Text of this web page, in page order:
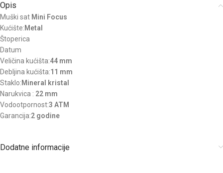
Opis
Muški sat Mini Focus
Kućište:Metal
Štoperica
Datum
Veličina kućišta:44 mm
Debljina kućišta:11 mm
Staklo:Mineral kristal
Narukvica : 22 mm
Vodootpornost:3 ATM
Garancija:2 godine
Dodatne informacije